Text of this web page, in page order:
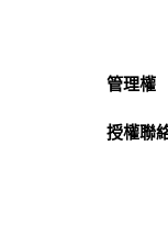
管理權
授權聯